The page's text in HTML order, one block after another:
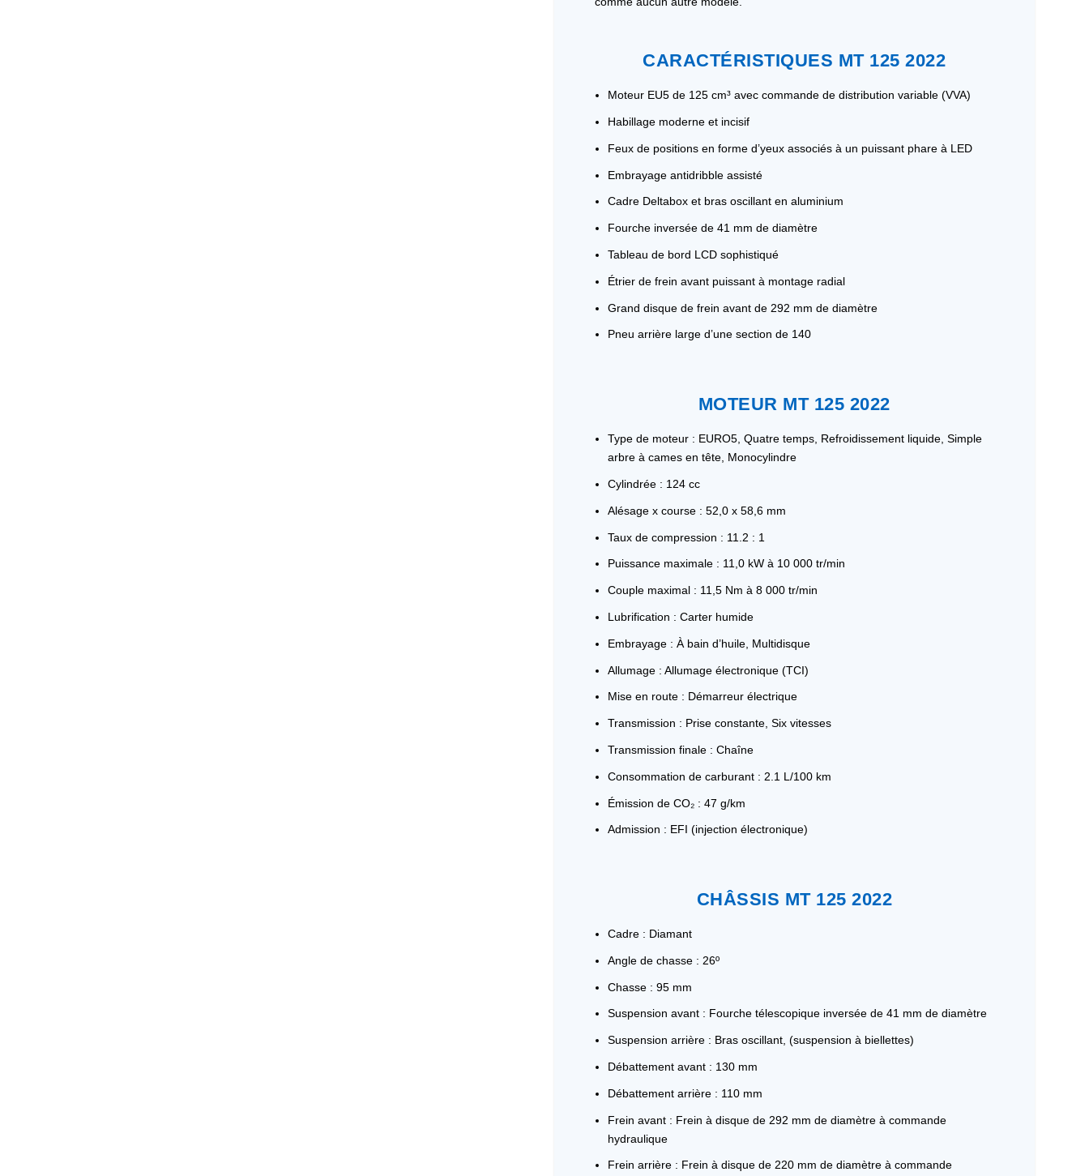
CARACTÉRISTIQUES MT 125 2022
Moteur EU5 de 125 cm³ avec commande de distribution variable (VVA)
Habillage moderne et incisif
Feux de positions en forme d’yeux associés à un puissant phare à LED
Embrayage antidribble assisté
Cadre Deltabox et bras oscillant en aluminium
Fourche inversée de 41 mm de diamètre
Tableau de bord LCD sophistiqué
Étrier de frein avant puissant à montage radial
Grand disque de frein avant de 292 mm de diamètre
Pneu arrière large d’une section de 140
MOTEUR MT 125 2022
Type de moteur : EURO5, Quatre temps, Refroidissement liquide, Simple
arbre à cames en tête, Monocylindre
Cylindrée : 124 cc
Alésage x course : 52,0 x 58,6 mm
Taux de compression : 11.2 : 1
Puissance maximale : 11,0 kW à 10 000 tr/min
Couple maximal : 11,5 Nm à 8 000 tr/min
Lubrification : Carter humide
Embrayage : À bain d’huile, Multidisque
Allumage : Allumage électronique (TCI)
Mise en route : Démarreur électrique
Transmission : Prise constante, Six vitesses
Transmission finale : Chaîne
Consommation de carburant : 2.1 L/100 km
Émission de CO₂ : 47 g/km
Admission : EFI (injection électronique)
CHÂSSIS MT 125 2022
Cadre : Diamant
Angle de chasse : 26º
Chasse : 95 mm
Suspension avant : Fourche télescopique inversée de 41 mm de diamètre
Suspension arrière : Bras oscillant, (suspension à biellettes)
Débattement avant : 130 mm
Débattement arrière : 110 mm
Frein avant : Frein à disque de 292 mm de diamètre à commande
hydraulique
Frein arrière : Frein à disque de 220 mm de diamètre à commande